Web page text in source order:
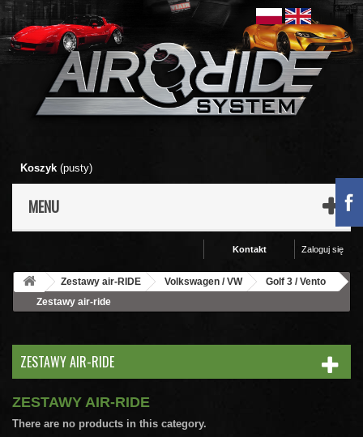
Koszyk (pusty)
MENU
Zaloguj się
Kontakt
Zestawy air-RIDE Volkswagen / VW
Golf 3 / Vento
Zestawy air-ride
ZESTAWY AIR-RIDE
ZESTAWY AIR-RIDE
There are no products in this category.